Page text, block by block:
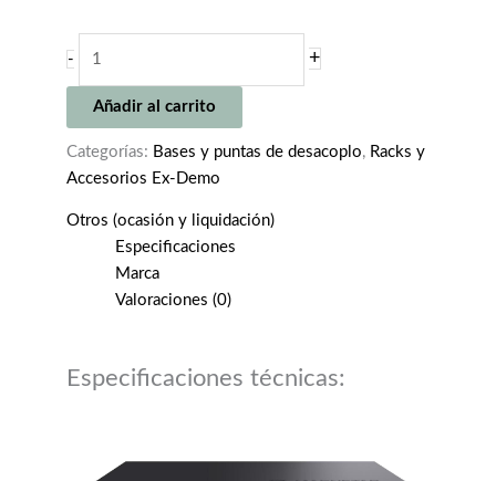
-
M4
to
M8
THREAD
(Set
cantidad
+
Añadir al carrito
Categorías: Bases y puntas de desacoplo, Racks y
Accesorios Ex-Demo
Otros (ocasión y liquidación)
Especificaciones
Marca
Valoraciones (0)
Especificaciones técnicas: